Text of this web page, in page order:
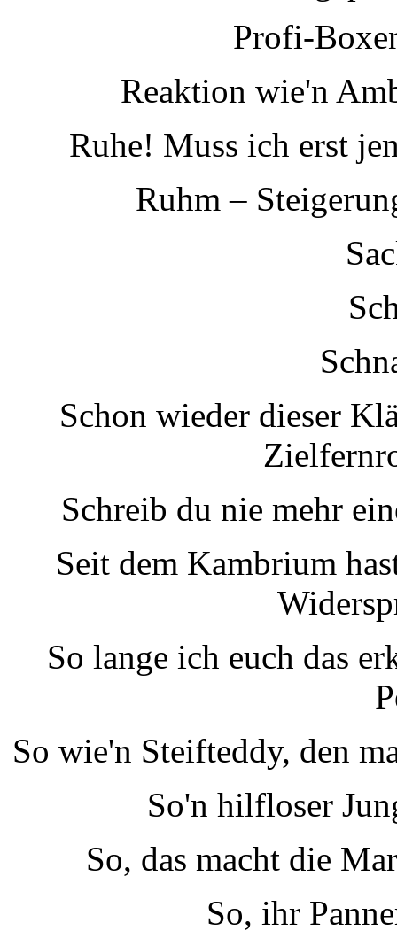
Profi-
Reaktion wie'n
Ruhe! Muss ich erst
Ruhm –
Schon wieder dieser
Schreib du nie mehr
Seit dem Kambrium
So lange ich euch das
So wie'n Steifteddy, den
So'n hilfloser
So, das macht die
So, ihr